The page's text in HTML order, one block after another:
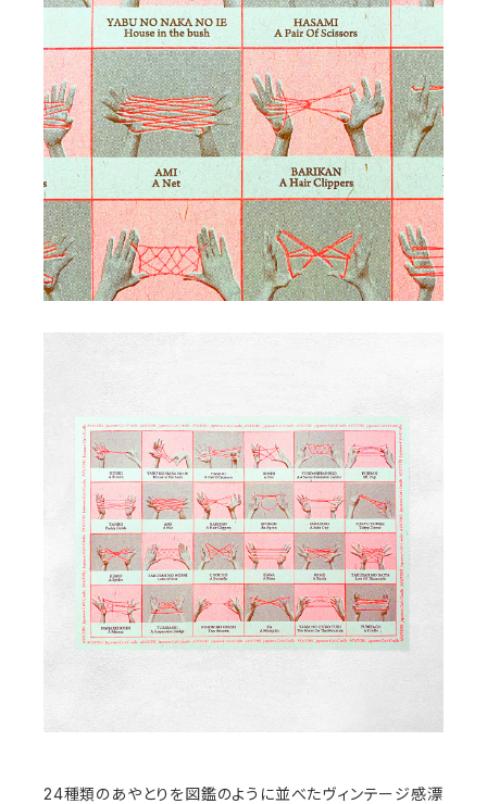
24種類のあやとりを図鑑のように並べたヴィンテージ感漂